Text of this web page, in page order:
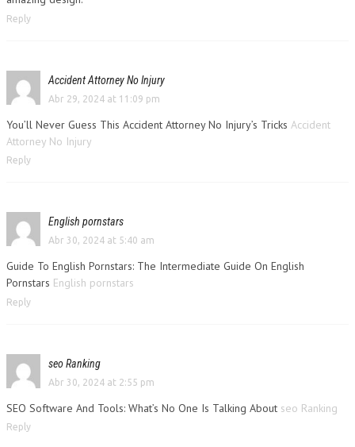
Reply
Accident Attorney No Injury
Abr 29, 2024 at 11:09 pm
You’ll Never Guess This Accident Attorney No Injury’s Tricks Accident
Attorney No Injury
Reply
English pornstars
Abr 30, 2024 at 5:40 am
Guide To English Pornstars: The Intermediate Guide On English
Pornstars English pornstars
Reply
seo Ranking
Abr 30, 2024 at 2:55 pm
SEO Software And Tools: What’s No One Is Talking About seo Ranking
Reply